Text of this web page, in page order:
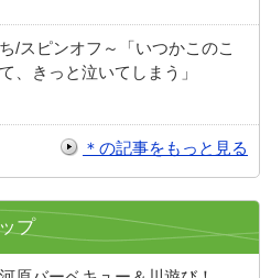
/スピンオフ～「いつかこのこ
、きっと泣いてしまう」
＊の記事をもっと見る
プ